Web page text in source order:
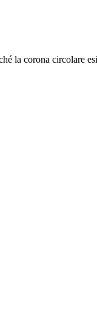
la corona circolare